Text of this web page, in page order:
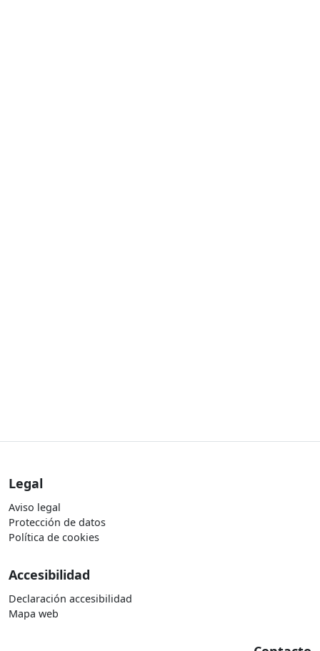
Legal
Aviso legal
Protección de datos
Política de cookies
Accesibilidad
Declaración accesibilidad
Mapa web